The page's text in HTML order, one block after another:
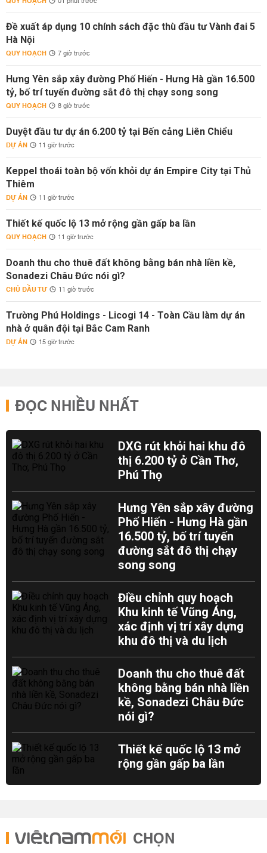
Đề xuất áp dụng 10 chính sách đặc thù đầu tư Vành đai 5
Hà Nội
QUY HOẠCH 7 giờ trước
Hưng Yên sắp xây đường Phố Hiến - Hưng Hà gần 16.500
tỷ, bố trí tuyến đường sắt đô thị chạy song song
QUY HOẠCH 8 giờ trước
Duyệt đầu tư dự án 6.200 tỷ tại Bến cảng Liên Chiểu
DỰ ÁN 11 giờ trước
Keppel thoái toàn bộ vốn khỏi dự án Empire City tại Thủ
Thiêm
DỰ ÁN 11 giờ trước
Thiết kế quốc lộ 13 mở rộng gần gấp ba lần
QUY HOẠCH 11 giờ trước
Doanh thu cho thuê đất không bằng bán nhà liền kề,
Sonadezi Châu Đức nói gì?
CHỦ ĐẦU TƯ 11 giờ trước
Trường Phú Holdings - Licogi 14 - Toàn Cầu làm dự án
nhà ở quân đội tại Bắc Cam Ranh
DỰ ÁN 15 giờ trước
ĐỌC NHIỀU NHẤT
DXG rút khỏi hai khu đô
thị 6.200 tỷ ở Cần Thơ,
Phú Thọ
Hưng Yên sắp xây đường
Phố Hiến - Hưng Hà gần
16.500 tỷ, bố trí tuyến
đường sắt đô thị chạy
song song
Điều chỉnh quy hoạch
Khu kinh tế Vũng Áng,
xác định vị trí xây dựng
khu đô thị và du lịch
Doanh thu cho thuê đất
không bằng bán nhà liền
kề, Sonadezi Châu Đức
nói gì?
Thiết kế quốc lộ 13 mở
rộng gần gấp ba lần
CHỌN